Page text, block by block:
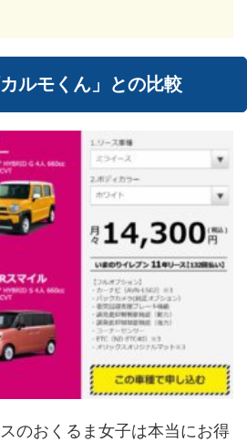
ルモくん」との比較
のおくるま女子は本当にお得